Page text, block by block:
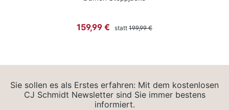
Verkaufspreis:
159,99 € statt Regulärer Preis:
199,99 €
Sie sollen es als Erstes erfahren: Mit dem kostenlosen
CJ Schmidt Newsletter sind Sie immer bestens
informiert.